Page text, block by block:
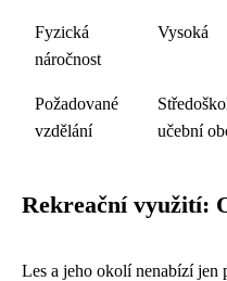
Fyzická
náročnost
Vysoká
Požadované
vzdělání
učební
Rekreační využití:
Les a jeho okolí nenabízí jen